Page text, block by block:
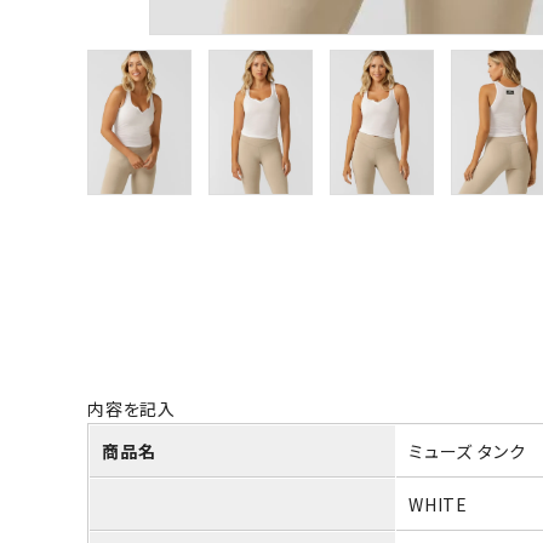
内容を記入
商品名
ミューズ タンク
WHITE